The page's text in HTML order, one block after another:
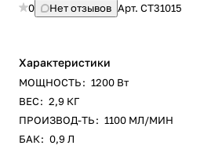
0 Нет отзывов Арт.СТ31015
Характеристики
МОЩНОСТЬ: 1200 Вт
ВЕС: 2,9 КГ
ПРОИЗВОД-ТЬ: 1100 МЛ/МИН
БАК: 0,9 Л